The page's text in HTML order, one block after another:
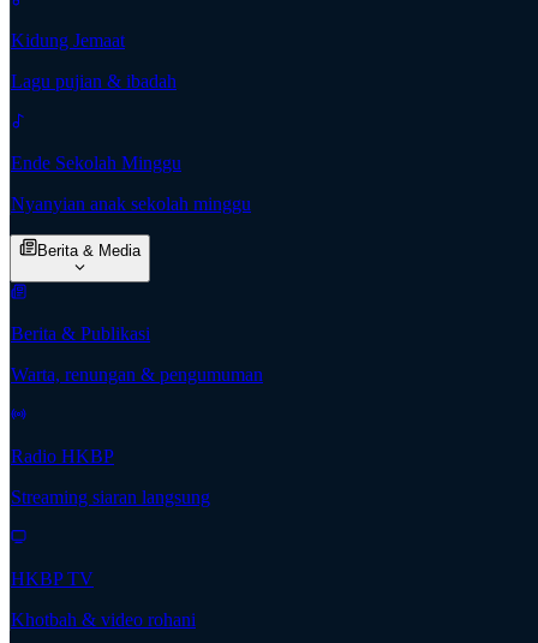
Kidung Jemaat
Lagu pujian & ibadah
Ende Sekolah Minggu
Nyanyian anak sekolah minggu
Berita & Media
Berita & Publikasi
Warta, renungan & pengumuman
Radio HKBP
Streaming siaran langsung
HKBP TV
Khotbah & video rohani